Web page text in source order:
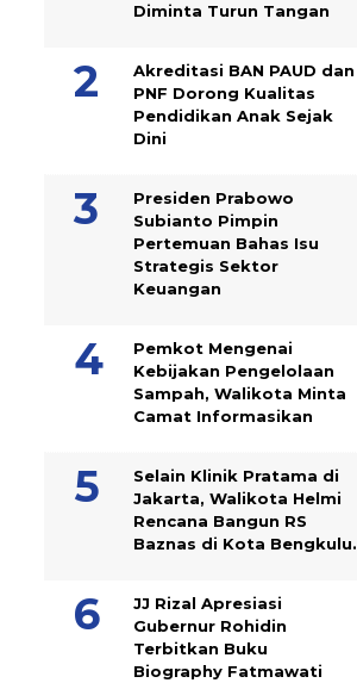
Diminta Turun Tangan
Akreditasi BAN PAUD dan
PNF Dorong Kualitas
Pendidikan Anak Sejak
Dini
Presiden Prabowo
Subianto Pimpin
Pertemuan Bahas Isu
Strategis Sektor
Keuangan
Pemkot Mengenai
Kebijakan Pengelolaan
Sampah, Walikota Minta
Camat Informasikan
Selain Klinik Pratama di
Jakarta, Walikota Helmi
Rencana Bangun RS
Baznas di Kota Bengkulu.
JJ Rizal Apresiasi
Gubernur Rohidin
Terbitkan Buku
Biography Fatmawati